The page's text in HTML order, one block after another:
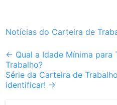
Notícias do Carteira de
Post
navigation
← Qual a Idade Mínima
Trabalho?
Série da Carteira de
identificar! →